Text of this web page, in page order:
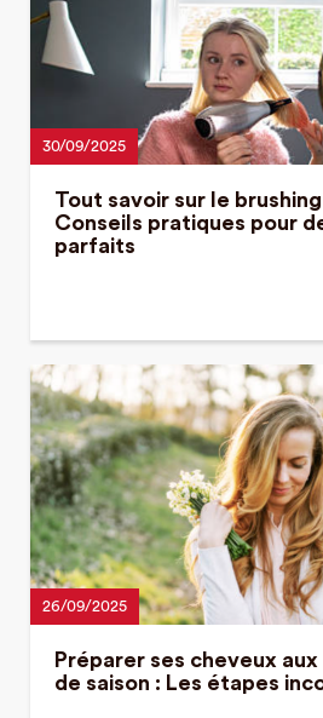
30/09/2025
Tout savoir sur le
Conseils pratiques pour
parfaits
26/09/2025
Préparer ses cheveux
de saison : Les étapes